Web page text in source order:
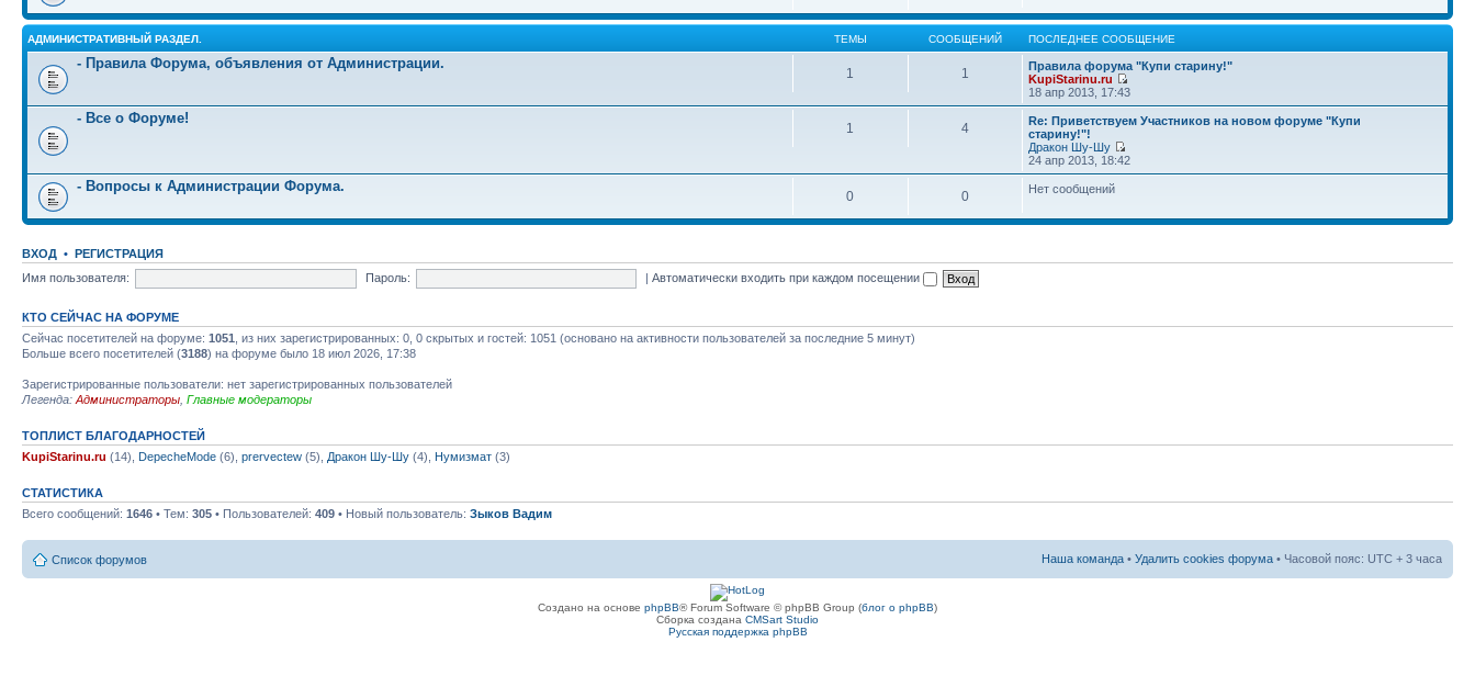
АДМИНИСТРАТИВНЫЙ РАЗДЕЛ. ТЕМЫ СООБЩЕНИЙ ПОСЛЕДНЕЕ СООБЩЕНИЕ
- Правила Форума, объявления от Администрации.
1 1
Правила форума "Купи старину!"
KupiStarinu.ru
18 апр 2013, 17:43
- Все о Форуме!
1 4
Re: Приветствуем Участников на новом форуме "Купи
старину!"!
Дракон Шу-Шу
24 апр 2013, 18:42
- Вопросы к Администрации Форума.
0 0 Нет сообщений
ВХОД • РЕГИСТРАЦИЯ
Имя пользователя:
Пароль: |Автоматически входить при каждом посещении
КТО СЕЙЧАС НА ФОРУМЕ
Сейчас посетителей на форуме: 1051 , из них зарегистрированных: 0, 0 скрытых и гостей: 1051 (основано на активности пользователей за последние 5 минут)
Больше всего посетителей (3188) на форуме было 18 июл 2026, 17:38
Зарегистрированные пользователи: нет зарегистрированных пользователей
Легенда: Администраторы Главные модераторы
ТОПЛИСТ БЛАГОДАРНОСТЕЙ
KupiStarinu.ru (14), DepecheMode (6), prervectew (5), Дракон Шу-Шу (4), Нумизмат (3)
СТАТИСТИКА
Всего сообщений: 1646 • Тем: 305 • Пользователей: 409 • Новый пользователь: Зыков Вадим
Список форумов Наша команда • Удалить cookies форума • Часовой пояс: UTC + 3 часа
Создано на основе phpBB® Forum Software © phpBB Group (блог о phpBB)
Сборка создана CMSart Studio
Русская поддержка phpBB